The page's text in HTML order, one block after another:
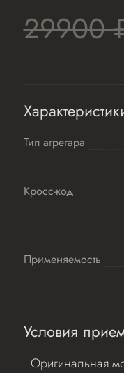
29900
Тип агрегара
Кросс-код
Применяемость
Условия
Оригинальная